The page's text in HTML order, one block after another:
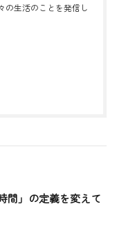
の生活のことを発信し
間」の定義を変えて